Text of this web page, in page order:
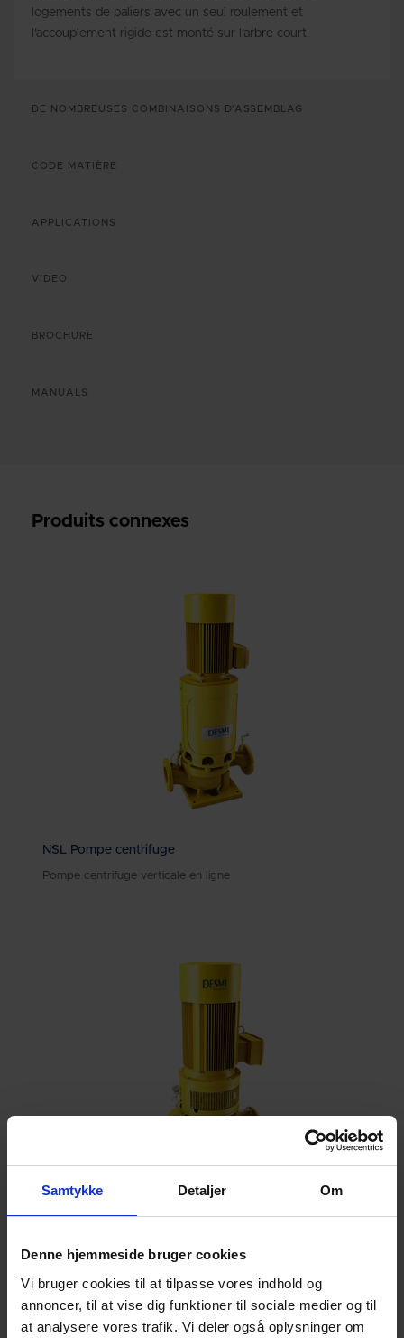
Samtykke Detaljer Om
Denne hjemmeside bruger cookies
Vi bruger cookies til at tilpasse vores indhold og
annoncer, til at vise dig funktioner til sociale medier og til
at analysere vores trafik. Vi deler også oplysninger om
logements de paliers avec un seul roulement et
l’accouplement rigide est monté sur l’arbre court.
DE NOMBREUSES COMBINAISONS D’ASSEMBLAG
CODE MATIÈRE
APPLICATIONS
VIDEO
BROCHURE
MANUALS
Produits connexes
NSL Pompe centrifuge
Pompe centrifuge verticale en ligne
DSL Pompe centrifuge
Pompe DSL centrifuge verticale